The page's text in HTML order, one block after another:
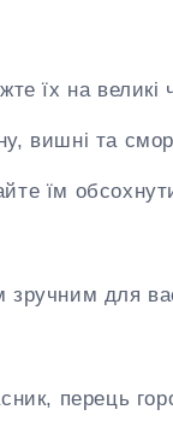
їх на великі
вишні та
їм
зручним для
перець